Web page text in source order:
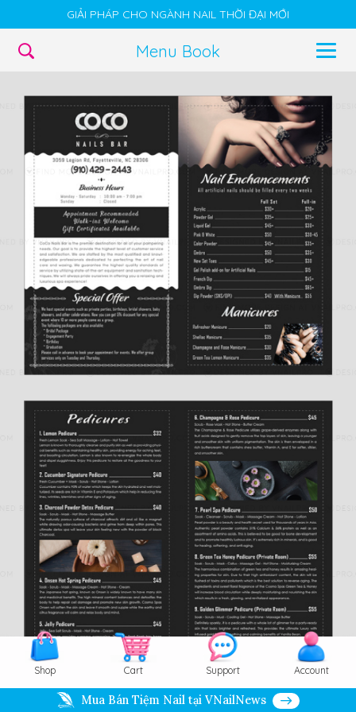
GIẢI PHÁP CHO NGÀNH NAIL THỜI ĐẠI MỚI
Menu Book
Shop Cart Support Account
Mua Bán Tiệm Nail tại VNailNews